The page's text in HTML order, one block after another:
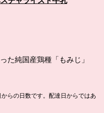
た純国産鶏種「もみじ」
らの日数です。配達日からではあ